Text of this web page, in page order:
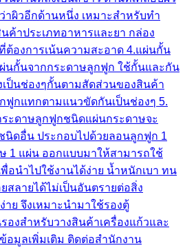
าผิวอีกด้านหนึ่ง เหมาะสำหรับทำ
าประเภทอาหารและยา กล่อง
ต้องการเน้นความสะอาด 4.แผ่นกั้น
นกั้นจากกระดาษลูกฟูก ใช้กั้นและกัน
ป็นช่องๆกั้นตามสัดส่วนของสินค้า
ฟูกแทกตามแนวขัดกันเป็นช่องๆ 5.
ระดาษลูกฟูกชนิดแผ่นกระดาษจะ
นิดอื่น ประกอบไปด้วยลอนลูกฟูก 1
1 แผ่น ออกแบบมาให้สามารถใช้
อนำไปใช้งานได้ง่าย น้ำหนักเบา ทน
สลายได้ไม่เป็นอันตรายต่อสิ่ง
ย จึงเหมาะนำมาใช้รองตู้
องสำหรับวางสินค้าเครื่องแก้วและ
อมูลเพิ่มเติม ติดต่อสำนักงาน